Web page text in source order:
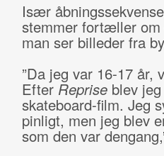
Især
stemmer fortæller om
man ser billeder fra
”Da jeg var 16-17 år,
Efter Repriseblev jeg
skateboard-film. Jeg
pinligt, men jeg blev
som den var